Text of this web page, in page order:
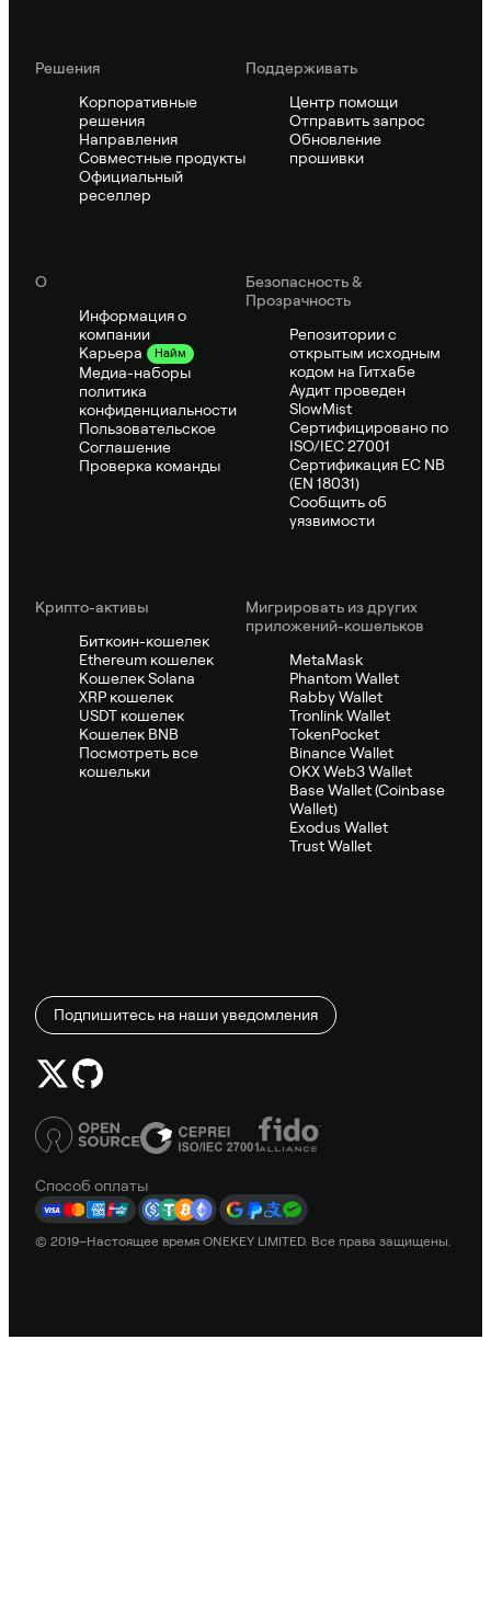
Решения
Корпоративные
решения
Направления
Совместные продукты
Официальный
реселлер
Поддерживать
Центр помощи
Отправить запрос
Обновление
прошивки
О
Информация о
компании
Карьера
Найм
Медиа-наборы
политика
конфиденциальности
Пользовательское
Соглашение
Проверка команды
Безопасность &
Прозрачность
Репозитории с
открытым исходным
кодом на Гитхабе
Аудит проведен
SlowMist
Сертифицировано по
ISO/IEC 27001
Сертификация ЕС NB
(EN 18031)
Сообщить об
уязвимости
Крипто-активы
Биткоин-кошелек
Ethereum кошелек
Кошелек Solana
XRP кошелек
USDT кошелек
Кошелек BNB
Посмотреть все
кошельки
Мигрировать из других
приложений-кошельков
MetaMask
Phantom Wallet
Rabby Wallet
Tronlink Wallet
TokenPocket
Binance Wallet
OKX Web3 Wallet
Base Wallet (Coinbase
Wallet)
Exodus Wallet
Trust Wallet
Подпишитесь на наши уведомления
Способ оплаты
© 2019–Настоящее время ONEKEY LIMITED. Все права защищены.